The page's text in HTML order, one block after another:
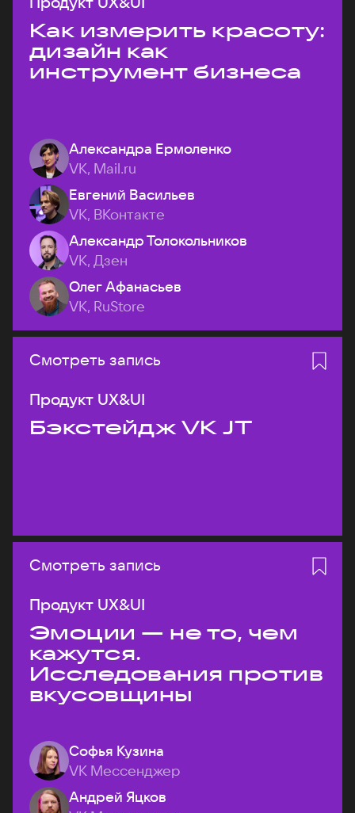
Как измерить красоту:
дизайн как
инструмент бизнеса
Александра Ермоленко
VK, Mail.ru
Евгений Васильев
VK, ВКонтакте
Александр Толокольников
VK, Дзен
Олег Афанасьев
VK, RuStore
Смотреть запись
Продукт UX&UI
Бэкстейдж VK JT
Смотреть запись
Продукт UX&UI
Эмоции — не то, чем
кажутся.
Исследования против
вкусовщины
Софья Кузина
VK Мессенджер
Андрей Яцков